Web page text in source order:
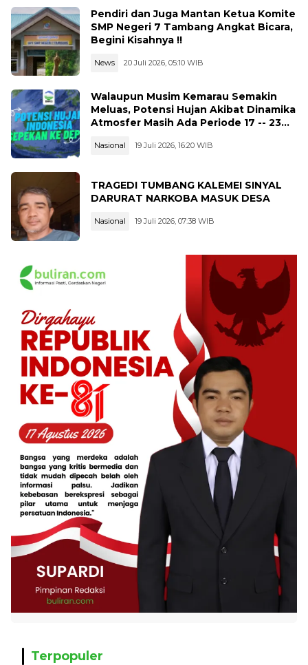
Pendiri dan Juga Mantan Ketua Komite
SMP Negeri 7 Tambang Angkat Bicara,
Begini Kisahnya !!
News 20 Juli 2026, 05:10 WIB
Walaupun Musim Kemarau Semakin
Meluas, Potensi Hujan Akibat Dinamika
Atmosfer Masih Ada Periode 17 -- 23
Nasional 19 Juli 2026, 16:20 WIB
TRAGEDI TUMBANG KALEMEI SINYAL
DARURAT NARKOBA MASUK DESA
Nasional 19 Juli 2026, 07:38 WIB
Terpopuler